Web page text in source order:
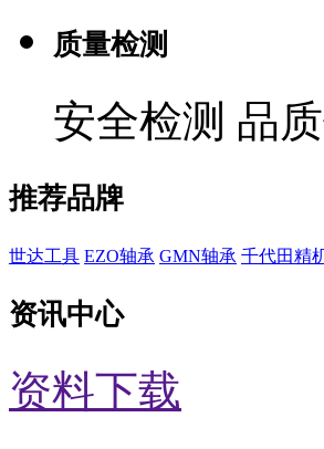
质量检测
安全检测 品
推荐品牌
世达工具 EZO轴承 GMN轴承 千代田精
资讯中心
资料下载